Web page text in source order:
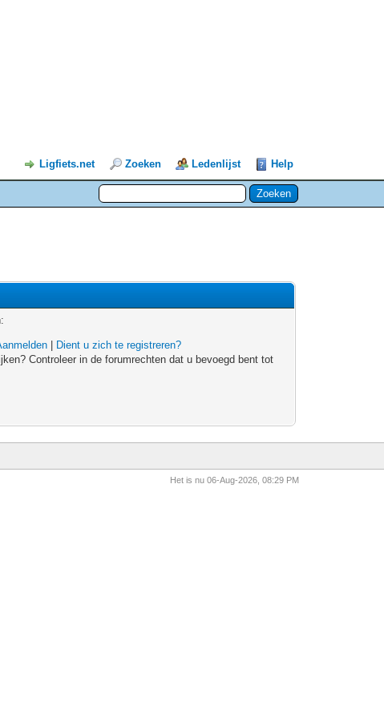
Ligfiets.net Zoeken Ledenlijst Help
Dient u zich te registreren?
Controleer in de forumrechten dat u bevoegd bent tot
Het is nu 06-Aug-2026, 08:29 PM